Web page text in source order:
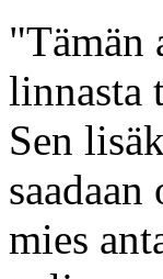
"Tämän
linnasta
Sen
mies